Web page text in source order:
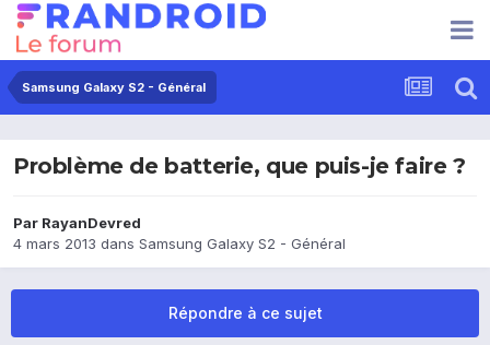
Samsung Galaxy S2 - Général
Problème de batterie, que puis-je faire ?
Par RayanDevred
4 mars 2013 dans Samsung Galaxy S2 - Général
Répondre à ce sujet